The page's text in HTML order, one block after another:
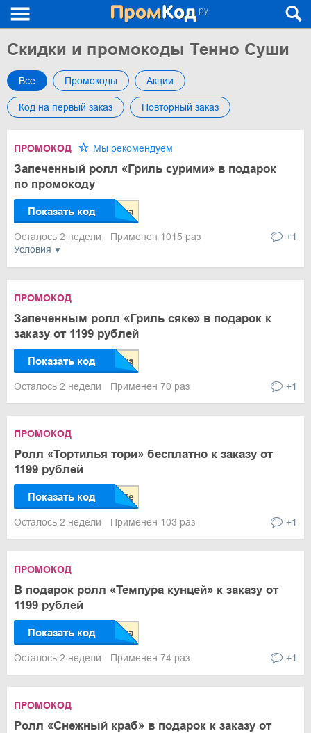
Скидки и промокоды Тенно Суши
Все Промокоды Акции
Код на первый заказ Повторный заказ
Условия
ПРОМОКОД Мы рекомендуем
Запеченный ролл «Гриль сурими» в подарок
по промокоду
Показать код
Осталось 2 недели Применен 1015 раз +1
ПРОМОКОД
Запеченным ролл «Гриль сяке» в подарок к
заказу от 1199 рублей
Показать код
Осталось 2 недели Применен 70 раз +1
ПРОМОКОД
Ролл «Тортилья тори» бесплатно к заказу от
1199 рублей
Показать код
Осталось 2 недели Применен 103 раз +1
ПРОМОКОД
В подарок ролл «Темпура кунцей» к заказу от
1199 рублей
Показать код
Осталось 2 недели Применен 74 раз +1
ПРОМОКОД
Ролл «Снежный краб» в подарок к заказу от